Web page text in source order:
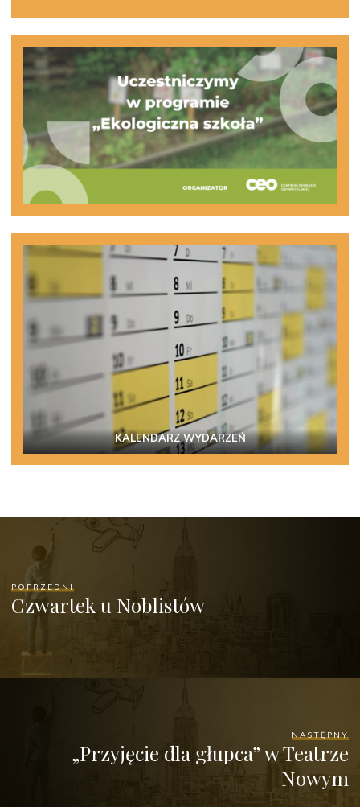
KALENDARZ WYDARZEŃ
POPRZEDNI
Czwartek u Noblistów
NASTĘPNY
„Przyjęcie dla głupca” w Teatrze
Nowym